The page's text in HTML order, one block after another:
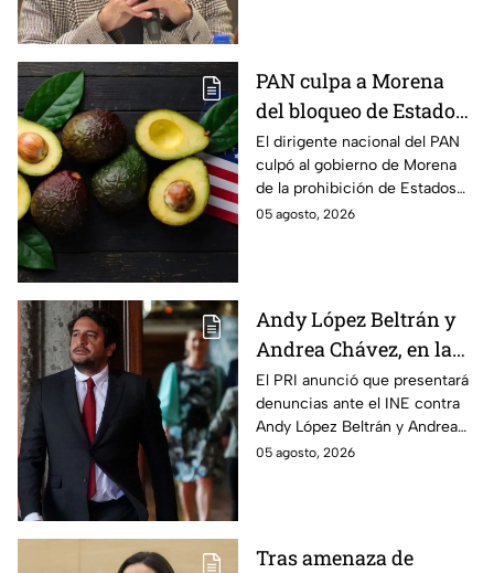
PAN culpa a Morena
del bloqueo de Estados
Unidos al aguacate de
Michoacán
El dirigente nacional del PAN
culpó al gobierno de Morena
de la prohibición de Estados
Unidos para exportar aguacate
05 agosto, 2026
Andy López Beltrán y
Andrea Chávez, en la
mira del PRI por
presuntos actos
anticipados de
campaña
El PRI anunció que presentará
denuncias ante el INE contra
Andy López Beltrán y Andrea
Chávez, al acusarlos de realizar
05 agosto, 2026
Tras amenaza de